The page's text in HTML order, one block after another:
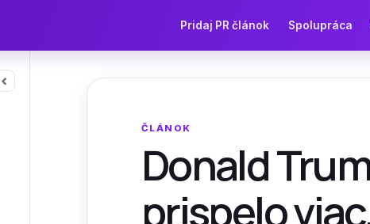
Pridaj PR článok Spolupráca
‹
ČLÁNOK
Donald
prispelo